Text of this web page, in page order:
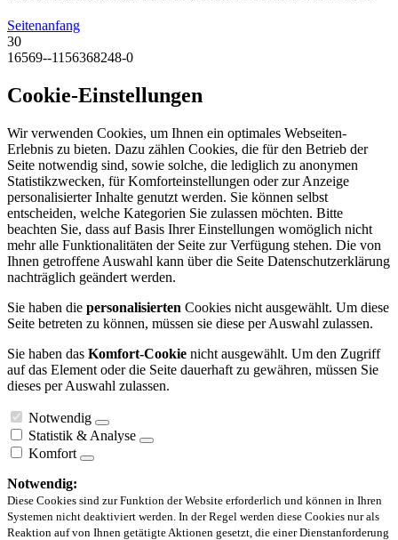
Seitenanfang
30
16569--1156368248-0
Cookie-Einstellungen
Wir verwenden Cookies, um Ihnen ein optimales Webseiten-
Erlebnis zu bieten. Dazu zählen Cookies, die für den Betrieb der
Seite notwendig sind, sowie solche, die lediglich zu anonymen
Statistikzwecken, für Komforteinstellungen oder zur Anzeige
personalisierter Inhalte genutzt werden. Sie können selbst
entscheiden, welche Kategorien Sie zulassen möchten. Bitte
beachten Sie, dass auf Basis Ihrer Einstellungen womöglich nicht
mehr alle Funktionalitäten der Seite zur Verfügung stehen. Die von
Ihnen getroffene Auswahl kann über die Seite Datenschutzerklärung
nachträglich geändert werden.
Sie haben die personalisierten Cookies nicht ausgewählt. Um diese
Seite betreten zu können, müssen sie diese per Auswahl zulassen.
Sie haben das Komfort-Cookie nicht ausgewählt. Um den Zugriff
auf das Element oder die Seite dauerhaft zu gewähren, müssen Sie
dieses per Auswahl zulassen.
Notwendig
Statistik & Analyse
Komfort
Notwendig:
Diese Cookies sind zur Funktion der Website erforderlich und können in Ihren
Systemen nicht deaktiviert werden. In der Regel werden diese Cookies nur als
Reaktion auf von Ihnen getätigte Aktionen gesetzt, die einer Dienstanforderung